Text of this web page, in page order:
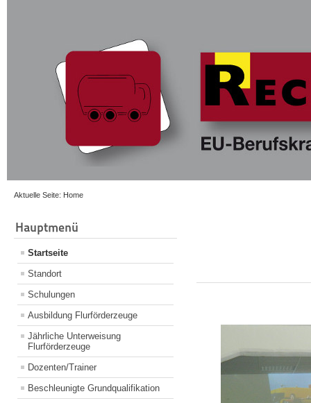
Aktuelle Seite: Home
Hauptmenü
Startseite
Standort
Schulungen
Ausbildung Flurförderzeuge
Jährliche Unterweisung
Flurförderzeuge
Dozenten/Trainer
Beschleunigte Grundqualifikation